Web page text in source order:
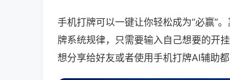
手机打牌可以一键让你轻松成为“必赢”
牌系统规律，只需要输入自己想要的开
想分享给好友或者使用手机打牌AI辅助都